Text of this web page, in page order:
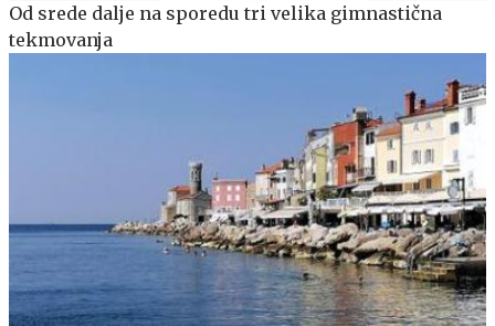
Od srede dalje na sporedu tri velika gimnastična
tekmovanja